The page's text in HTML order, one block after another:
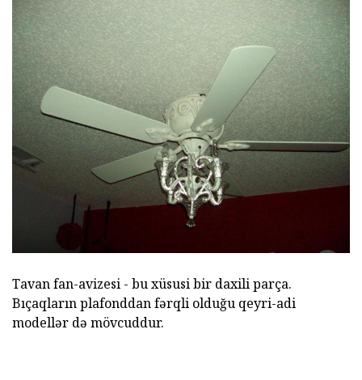
Tavan fan-avizesi - bu xüsusi bir daxili parça.
Bıçaqların plafonddan fərqli olduğu qeyri-adi
modellər də mövcuddur.